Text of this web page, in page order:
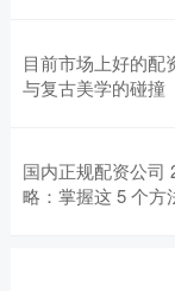
目前市场上好的配
与复古美学的碰撞
国内正规配资公司
略：掌握这 5 个方